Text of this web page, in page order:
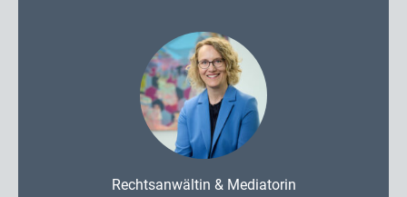
Rechtsanwältin & Mediatorin